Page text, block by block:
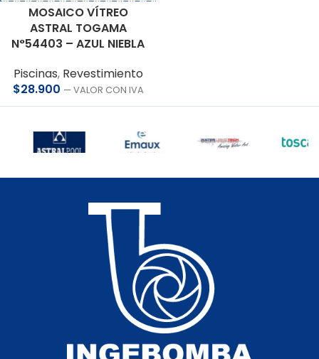
MOSAICO VÍTREO
ASTRAL TOGAMA
N°54403 – AZUL NIEBLA
Piscinas, Revestimiento
$28.900 — VALOR CON IVA